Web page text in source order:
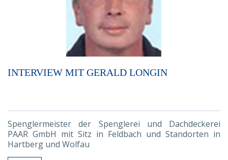
INTERVIEW MIT GERALD LONGIN
Spenglermeister der Spenglerei und Dachdeckerei
PAAR GmbH mit Sitz in Feldbach und Standorten in
Hartberg und Wolfau